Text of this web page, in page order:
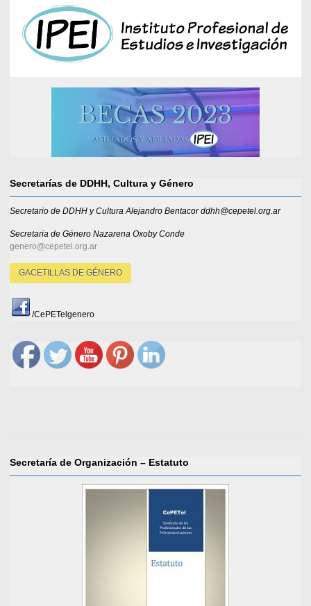
Secretarías de DDHH, Cultura y Género
Secretario de DDHH y Cultura Alejandro Bentacor ddhh@cepetel.org.ar
Secretaria de Género Nazarena Oxoby Conde
genero@cepetel.org.ar
GACETILLAS DE GÉNERO
/CePETelgenero
Secretaría de Organización – Estatuto